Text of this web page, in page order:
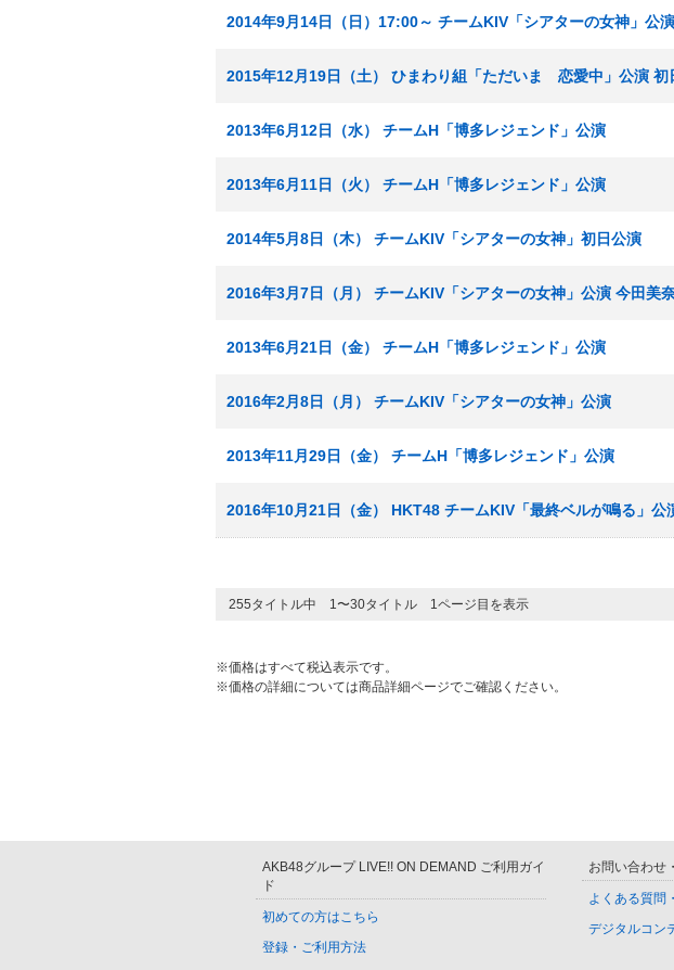
2014年9月14日（日）17:00～ チームKIV「シアターの女神」公
2015年12月19日（土） ひまわり組「ただいま 恋愛中」公演 初
2013年6月12日（水） チームH「博多レジェンド」公演
2013年6月11日（火） チームH「博多レジェンド」公演
2014年5月8日（木） チームKIV「シアターの女神」初日公演
2016年3月7日（月） チームKIV「シアターの女神」公演 今田美
2013年6月21日（金） チームH「博多レジェンド」公演
2016年2月8日（月） チームKIV「シアターの女神」公演
2013年11月29日（金） チームH「博多レジェンド」公演
2016年10月21日（金） HKT48 チームKIV「最終ベルが鳴る」公
255タイトル中 1〜30タイトル 1ページ目を表示
※価格はすべて税込表示です。
※価格の詳細については商品詳細ページでご確認ください。
AKB48グループ LIVE!! ON DEMAND ご利用ガイ
ド
初めての方はこちら
登録・ご利用方法
お問い合わせ
よくある質問
デジタルコン